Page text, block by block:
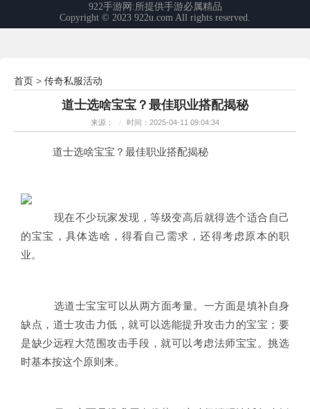
首页 > 传奇私服活动
道士选啥宝宝？最佳职业搭配揭秘
来源： / 时间：2025-04-11 09:04:34
道士选啥宝宝？最佳职业搭配揭秘
现在不少玩家发现，等级变高后就得选个适合自己
的宝宝，具体选啥，得看自己需求，还得考虑原本的职
业。
选道士宝宝可以从两方面考量。一方面是填补自身
缺点，道士攻击力低，就可以选能提升攻击力的宝宝；要
是缺少远程大范围攻击手段，就可以考虑法师宝宝。挑选
时基本按这个原则来。